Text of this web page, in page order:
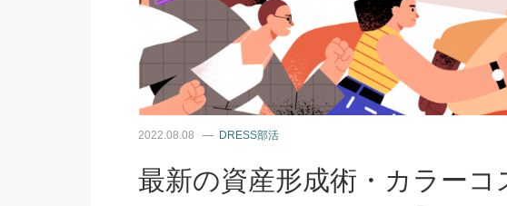
2022.08.08 DRESS部活
最新の資産形成術・カラーコ